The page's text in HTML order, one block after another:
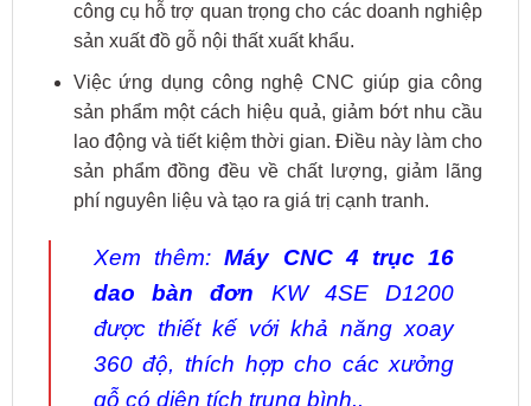
công cụ hỗ trợ quan trọng cho các doanh nghiệp
sản xuất đồ gỗ nội thất xuất khẩu.
Việc ứng dụng công nghệ CNC giúp gia công
sản phẩm một cách hiệu quả, giảm bớt nhu cầu
lao động và tiết kiệm thời gian. Điều này làm cho
sản phẩm đồng đều về chất lượng, giảm lãng
phí nguyên liệu và tạo ra giá trị cạnh tranh.
Xem thêm:Máy CNC 4 trục 16
dao bàn đơn KW 4SE D1200
được thiết kế với khả năng xoay
360 độ, thích hợp cho các xưởng
gỗ có diện tích trung bình..